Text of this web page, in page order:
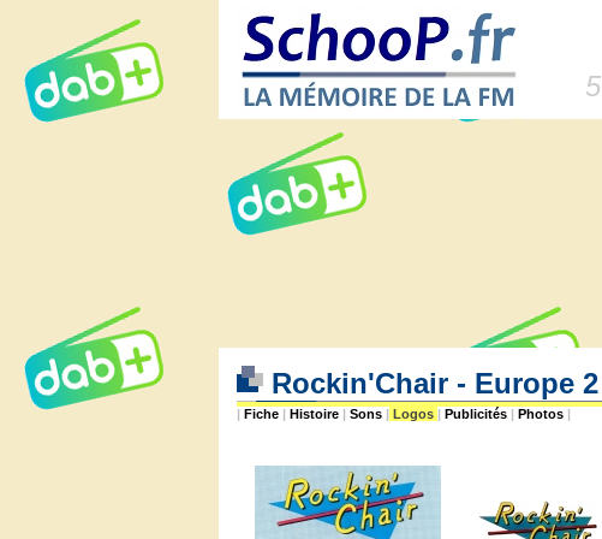
Rockin'Chair - Europe
| Fiche | Histoire | Sons | Logos | Publicités | Photos |